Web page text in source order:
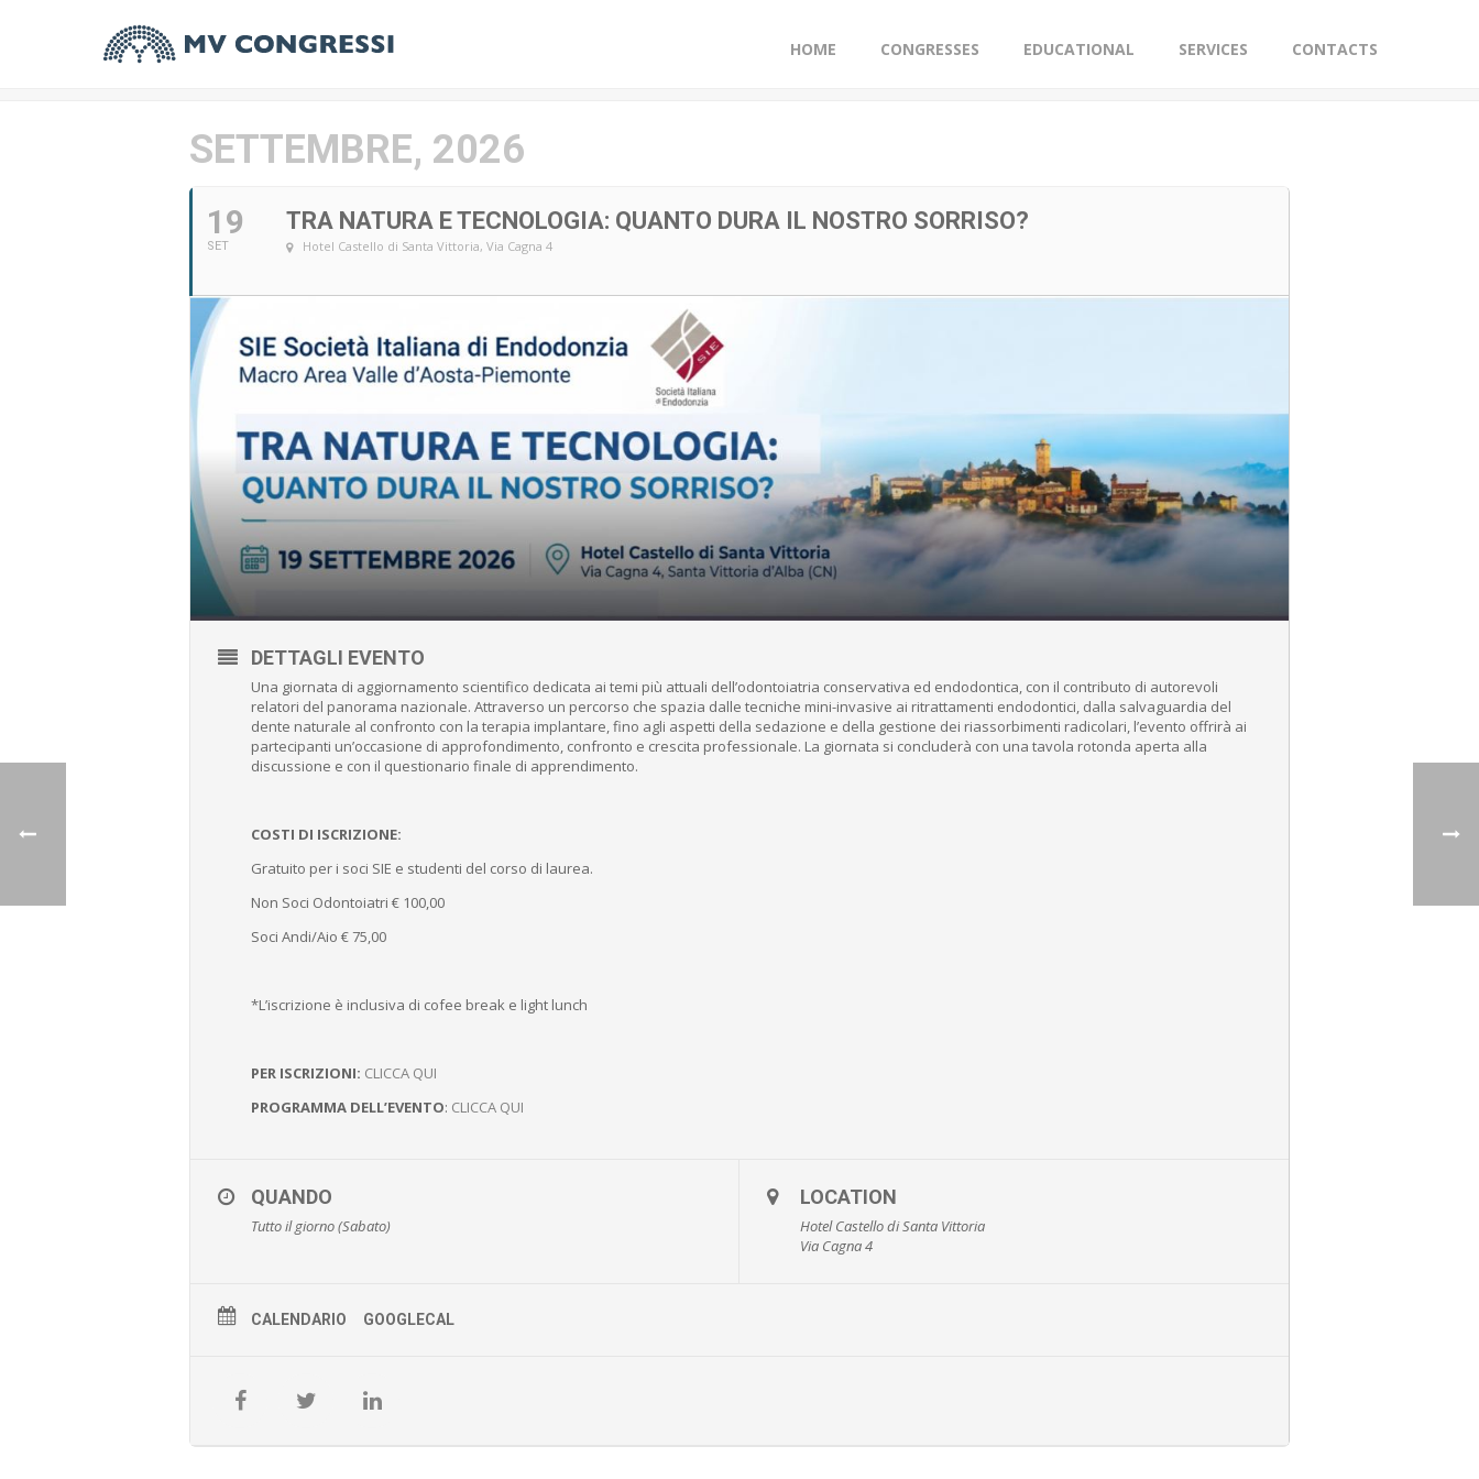
HOME CONGRESSES EDUCATIONAL SERVICES CONTACTS
SETTEMBRE, 2026
19
SET
TRA NATURA E TECNOLOGIA: QUANTO DURA IL NOSTRO SORRISO?
Hotel Castello di Santa Vittoria, Via Cagna 4
DETTAGLI EVENTO
Una giornata di aggiornamento scientifico dedicata ai temi più attuali dell’odontoiatria conservativa ed endodontica, con il contributo di autorevoli
relatori del panorama nazionale. Attraverso un percorso che spazia dalle tecniche mini-invasive ai ritrattamenti endodontici, dalla salvaguardia del
dente naturale al confronto con la terapia implantare, fino agli aspetti della sedazione e della gestione dei riassorbimenti radicolari, l’evento offrirà ai
partecipanti un’occasione di approfondimento, confronto e crescita professionale. La giornata si concluderà con una tavola rotonda aperta alla
discussione e con il questionario finale di apprendimento.
COSTI DI ISCRIZIONE:
Gratuito per i soci SIE e studenti del corso di laurea.
Non Soci Odontoiatri € 100,00
Soci Andi/Aio € 75,00
*L’iscrizione è inclusiva di cofee break e light lunch
PER ISCRIZIONI: CLICCA QUI
PROGRAMMA DELL’EVENTO: CLICCA QUI
QUANDO
Tutto il giorno (Sabato)
LOCATION
Hotel Castello di Santa Vittoria
Via Cagna 4
CALENDARIO GOOGLECAL